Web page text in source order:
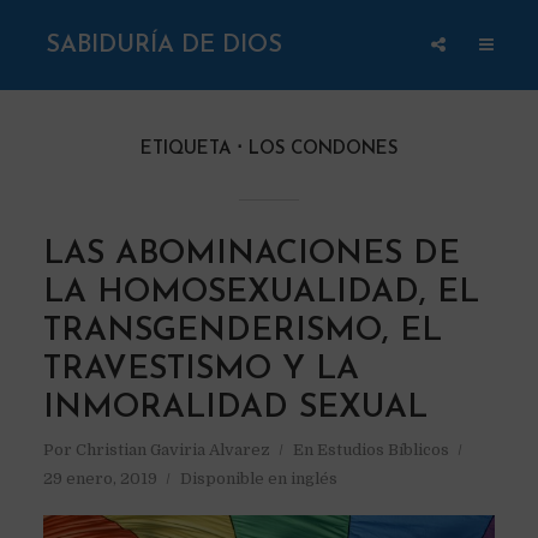
SABIDURÍA DE DIOS
ETIQUETA LOS CONDONES
LAS ABOMINACIONES DE
LA HOMOSEXUALIDAD, EL
TRANSGENDERISMO, EL
TRAVESTISMO Y LA
INMORALIDAD SEXUAL
Por Christian Gaviria Alvarez En Estudios Bíblicos
29 enero, 2019
Disponible en inglés